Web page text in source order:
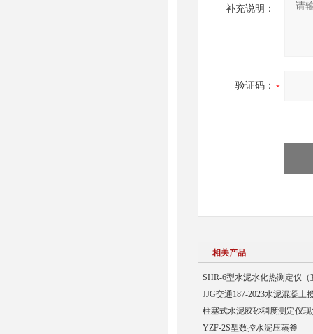
补充说明：
验证码：
相关产品
SHR-6型水泥水化热测定仪（
JJG交通187-2023水泥混凝土
柱塞式水泥胶砂稠度测定仪
YZF-2S型数控水泥压蒸釜